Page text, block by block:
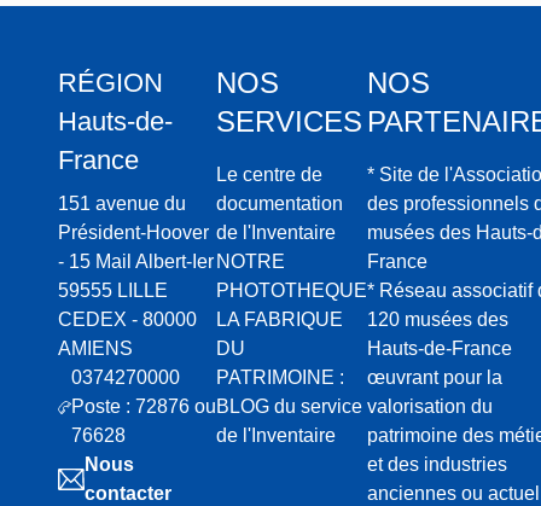
RÉGION
Hauts-de-
France
151 avenue du
Président-Hoover
- 15 Mail Albert-Ier
59555 LILLE
CEDEX - 80000
AMIENS
0374270000
Poste : 72876 ou
76628
Nous
contacter
NOS
SERVICES
Le centre de
documentation
de l'Inventaire
NOTRE
PHOTOTHEQUE
LA FABRIQUE
DU
PATRIMOINE :
BLOG du service
de l'Inventaire
NOS
* Site de
des professionnels
musées des Hauts-
France
* Réseau associatif
120 musées des
Hauts-de-France
œuvrant pour la
valorisation du
patrimoine des
et des industries
anciennes ou